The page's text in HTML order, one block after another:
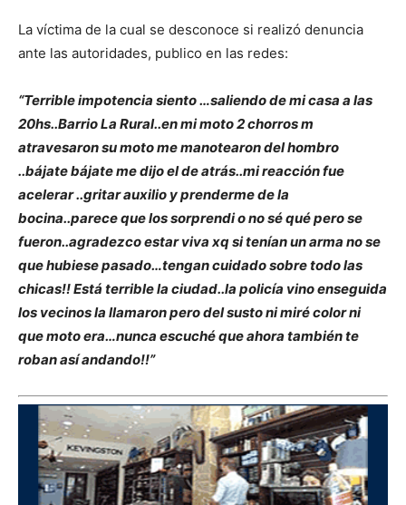
La víctima de la cual se desconoce si realizó denuncia
ante las autoridades, publico en las redes:
“Terrible impotencia siento …saliendo de mi casa a las
20hs..Barrio La Rural..en mi moto 2 chorros m
atravesaron su moto me manotearon del hombro
..bájate bájate me dijo el de atrás..mi reacción fue
acelerar ..gritar auxilio y prenderme de la
bocina..parece que los sorprendi o no sé qué pero se
fueron..agradezco estar viva xq si tenían un arma no se
que hubiese pasado…tengan cuidado sobre todo las
chicas!! Está terrible la ciudad..la policía vino enseguida
los vecinos la llamaron pero del susto ni miré color ni
que moto era…nunca escuché que ahora también te
roban así andando!!”